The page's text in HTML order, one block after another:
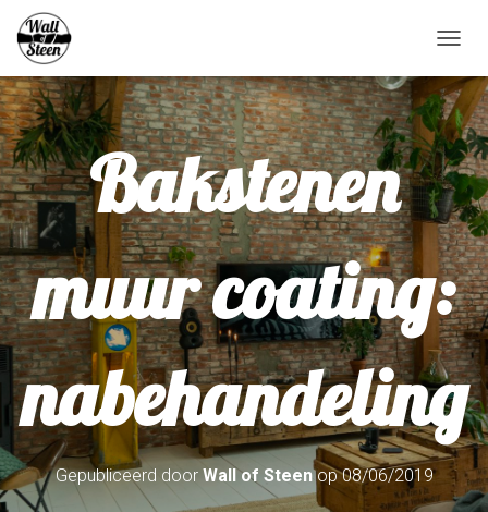
A
V
I
G
A
T
I
E
W
I
S
S
E
L
E
N
Bakstenen
muur coating:
nabehandeling
Gepubliceerd door Wall of Steenop08/06/2019